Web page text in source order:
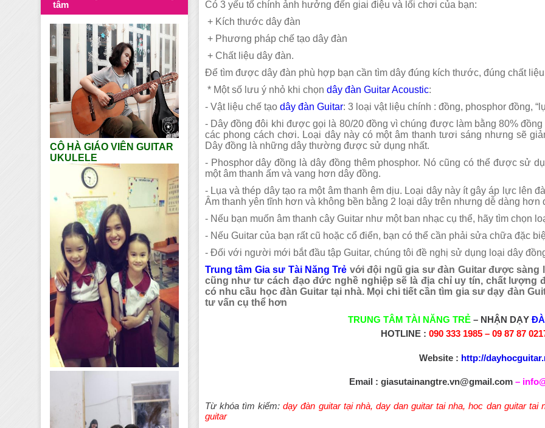
Có 3 yếu tố chính ảnh hưởng đến giai điệu và lối chơi của bạn:
+ Kích thước dây đàn
+ Phương pháp chế tạo dây đàn
+ Chất liệu dây đàn.
Để tìm được dây đàn phù hợp bạn cần tìm dây đúng kích thước, đúng chất
* Một số lưu ý nhỏ khi chọn dây đàn Guitar Acoustic:
- Vật liệu chế tạo dây đàn Guitar: 3 loại vật liệu chính : đồng, phosphor đồng,
- Dây đồng đôi khi được gọi là 80/20 đồng vì chúng được làm bằng 80%
các phong cách chơi. Loại dây này có một âm thanh tươi sáng nhưng sẽ
Dây đồng là những dây thường được sử dụng nhất.
- Phosphor dây đồng là dây đồng thêm phosphor. Nó cũng có thể được sử
một âm thanh ấm và vang hơn dây đồng.
- Lụa và thép dây tạo ra một âm thanh êm dịu. Loại dây này ít gây áp lực lên
Âm thanh yên tĩnh hơn và không bền bằng 2 loại dây trên nhưng dễ dàng hơn
- Nếu bạn muốn âm thanh cây Guitar như một ban nhạc cụ thể, hãy tìm chọn
- Nếu Guitar của bạn rất cũ hoặc cổ điển, bạn có thể cần phải sửa chữa đặc
- Đối với người mới bắt đầu tập Guitar, chúng tôi đề nghị sử dụng loại dây
Trung tâm Gia sư Tài Năng Trẻ với đội ngũ gia sư đàn Guitar được sàng
cũng như tư cách đạo đức nghề nghiệp sẽ là địa chỉ uy tín, chất lượng
có nhu cầu học đàn Guitar tại nhà. Mọi chi tiết cần tìm gia sư dạy đàn
tư vấn cụ thể hơn
TRUNG TÂM TÀI NĂNG TRẺ– NHẬN DẠY
HOTLINE : 090 333 1985 – 09 87 87
Website : http://
Email : giasutainangtre.vn@gmail.com–
Từ khóa tìm kiếm: dạy đàn guitar tại nhà, day dan guitar tai nha, hoc dan guitar tai
guitar
tâm
CÔ HÀ GIÁO VIÊN GUITAR
UKULELE